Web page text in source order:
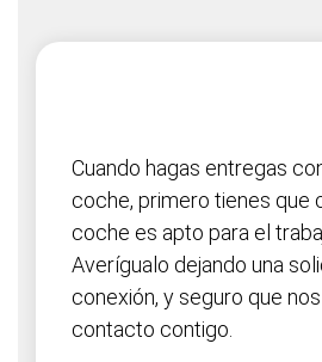
Cuando hagas entregas
coche, primero tienes que
coche es apto para el
Averígualo dejando una
conexión, y seguro que
contacto contigo.